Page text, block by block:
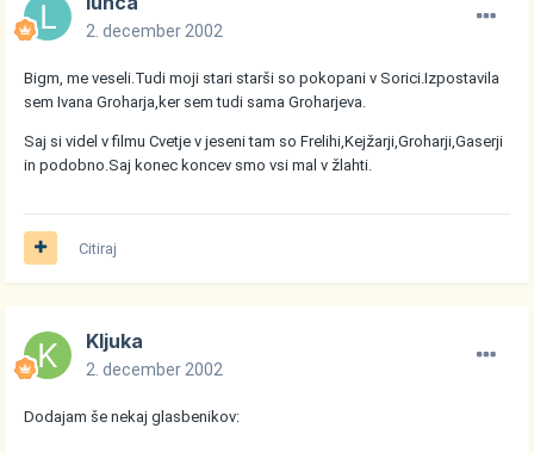
2. december 2002
Bigm, me veseli.Tudi moji stari starši so pokopani v Sorici.Izpostavila
sem Ivana Groharja,ker sem tudi sama Groharjeva.
Saj si videl v filmu Cvetje v jeseni tam so Frelihi,Kejžarji,Groharji,Gaserji
in podobno.Saj konec koncev smo vsi mal v žlahti.
Citiraj
Kljuka
2. december 2002
Dodajam še nekaj glasbenikov: